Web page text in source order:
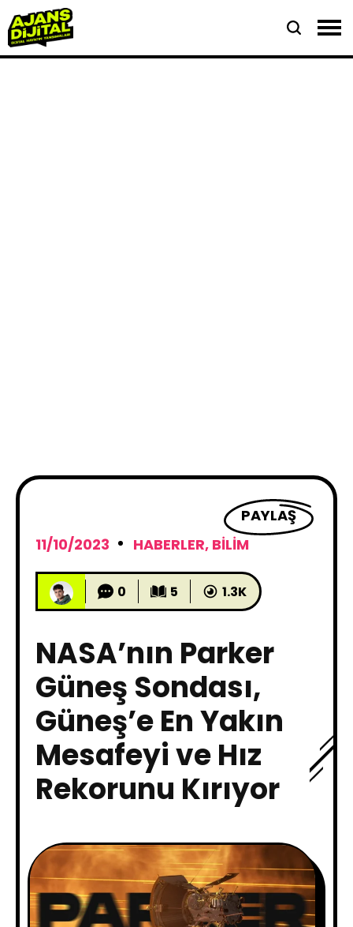
PAYLAŞ
11/10/2023
HABERLER, BILIM
0 5 1.3K
NASA’nın Parker
Güneş Sondası,
Güneş’e En Yakın
Mesafeyi ve Hız
Rekorunu Kırıyor